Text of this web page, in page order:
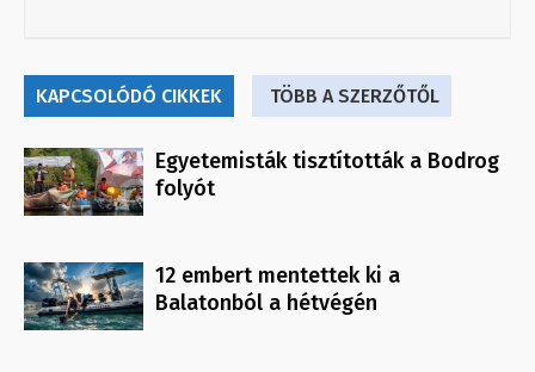
KAPCSOLÓDÓ CIKKEK TÖBB A SZERZŐTŐL
Egyetemisták tisztították a Bodrog
folyót
12 embert mentettek ki a
Balatonból a hétvégén